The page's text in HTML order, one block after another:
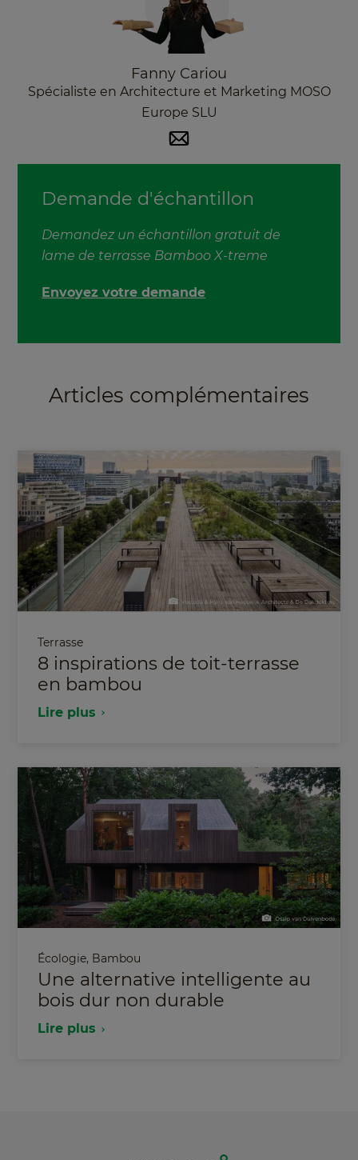
Fanny Cariou
Spécialiste en Architecture et Marketing MOSO
Europe SLU
Demande d'échantillon
Demandez un échantillon gratuit de
lame de terrasse Bamboo X-treme
Envoyez votre demande
Articles complémentaires
Terrasse
8 inspirations de toit-terrasse
en bambou
Lire plus
Écologie, Bambou
Une alternative intelligente au
bois dur non durable
Lire plus